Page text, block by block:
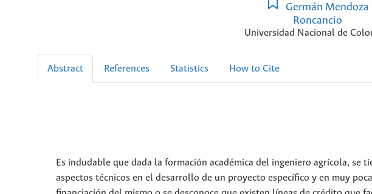
Germán Mendoza
Roncancio
Universidad Nacional de
Abstract References Statistics How to Cite
Es indudable que dada la formación académica del ingeniero agrícola, se
aspectos técnicos en el desarrollo de un proyecto específico y en muy